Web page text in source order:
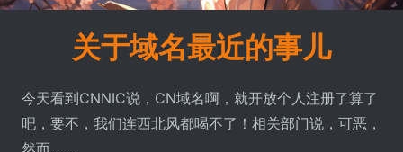
关于域名最近的事儿
今天看到CNNIC说，CN域名啊，就开放个人注册了算了
吧，要不，我们连西北风都喝不了！相关部门说，可恶，
然而……